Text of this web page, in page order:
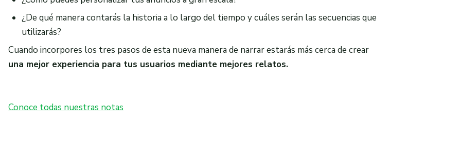
¿De qué manera contarás la historia a lo largo del tiempo y cuáles serán las secuencias que
utilizarás?
Cuando incorpores los tres pasos de esta nueva manera de narrar estarás más cerca de crear
una mejor experiencia para tus usuarios mediante mejores relatos.
Conoce todas nuestras notas